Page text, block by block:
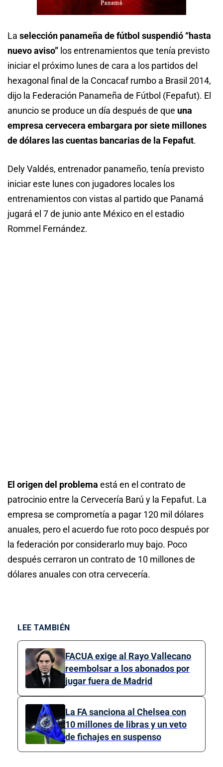
La selección panameña de fútbol suspendió “hasta
nuevo aviso” los entrenamientos que tenía previsto
iniciar el próximo lunes de cara a los partidos del
hexagonal final de la Concacaf rumbo a Brasil 2014,
dijo la Federación Panameña de Fútbol (Fepafut). El
anuncio se produce un día después de que una
empresa cervecera embargara por siete millones
de dólares las cuentas bancarias de la Fepafut.
Dely Valdés, entrenador panameño, tenía previsto
iniciar este lunes con jugadores locales los
entrenamientos con vistas al partido que Panamá
jugará el 7 de junio ante México en el estadio
Rommel Fernández.
El origen del problema está en el contrato de
patrocinio entre la Cervecería Barú y la Fepafut. La
empresa se comprometía a pagar 120 mil dólares
anuales, pero el acuerdo fue roto poco después por
la federación por considerarlo muy bajo. Poco
después cerraron un contrato de 10 millones de
dólares anuales con otra cervecería.
LEE TAMBIÉN
FACUA exige al Rayo Vallecano
reembolsar a los abonados por
jugar fuera de Madrid
La FA sanciona al Chelsea con
10 millones de libras y un veto
de fichajes en suspenso